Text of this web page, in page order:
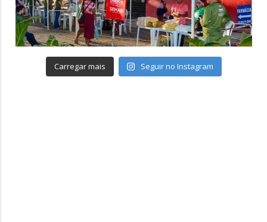
Carregar mais Seguir no Instagram